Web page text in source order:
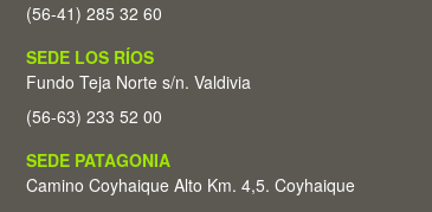
(56-41) 285 32 60
SEDE LOS RÍOS
Fundo Teja Norte s/n. Valdivia
(56-63) 233 52 00
SEDE PATAGONIA
Camino Coyhaique Alto Km. 4,5. Coyhaique